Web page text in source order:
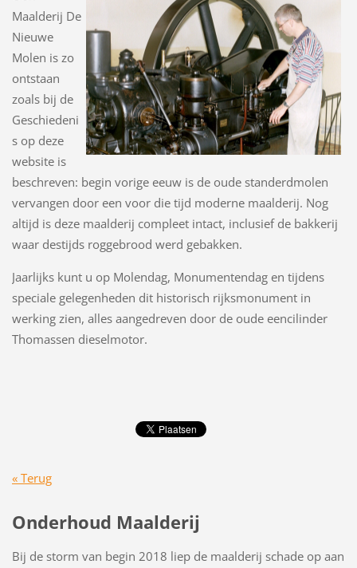
Maalderij De
Nieuwe
Molen is zo
ontstaan
zoals bij de
Geschiedeni
s op deze
website is
beschreven: begin vorige eeuw is de oude standerdmolen
vervangen door een voor die tijd moderne maalderij. Nog
altijd is deze maalderij compleet intact, inclusief de bakkerij
waar destijds roggebrood werd gebakken.
Jaarlijks kunt u op Molendag, Monumentendag en tijdens
speciale gelegenheden dit historisch rijksmonument in
werking zien, alles aangedreven door de oude eencilinder
Thomassen dieselmotor.
« Terug
Onderhoud Maalderij
Bij de storm van begin 2018 liep de maalderij schade op aan